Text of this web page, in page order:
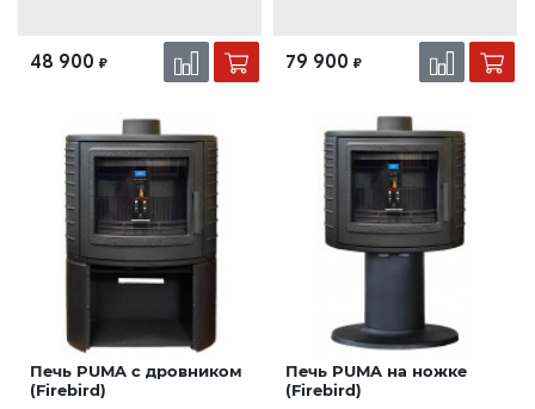
48 900 ₽ 79 900 ₽
Печь PUMA с дровником
(Firebird)
Печь PUMA на ножке
(Firebird)